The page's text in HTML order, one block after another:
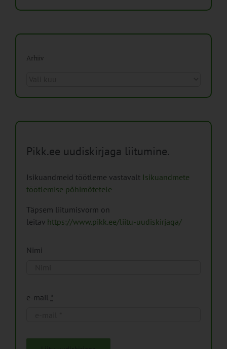
Arhiiv
Pikk.ee uudiskirjaga liitumine.
Isikuandmeid töötleme vastavalt Isikuandmete
töötlemise põhimõtetele
Täpsem liitumisvorm on
leitav https://www.pikk.ee/liitu-uudiskirjaga/
Nimi
e-mail *